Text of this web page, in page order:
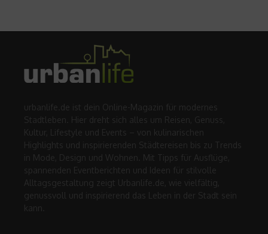
urbanlife.de ist dein Online-Magazin für modernes
Stadtleben. Hier dreht sich alles um Reisen, Genuss,
Kultur, Lifestyle und Events – von kulinarischen
Highlights und inspirierenden Städtereisen bis zu Trends
in Mode, Design und Wohnen. Mit Tipps für Ausflüge,
spannenden Eventberichten und Ideen für stilvolle
Alltagsgestaltung zeigt Urbanlife.de, wie vielfältig,
genussvoll und inspirierend das Leben in der Stadt sein
kann.